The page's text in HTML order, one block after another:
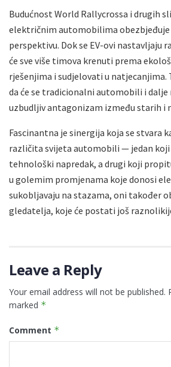
Budućnost World Rallycrossa i drugih
električnim automobilima
perspektivu. Dok se EV-ovi nastavljaju
će sve više timova krenuti prema
rješenjima i sudjelovati u natjecanjima.
da će se tradicionalni automobili i
uzbudljiv antagonizam između starih i
Fascinantna je sinergija koja se stvara
različita svijeta automobili — jedan
tehnološki napredak, a drugi koji
u golemim promjenama koje donosi
sukobljavaju na stazama, oni također
gledatelja, koje će postati još
Leave a Reply
Your email address will not be published.
marked *
Comment *